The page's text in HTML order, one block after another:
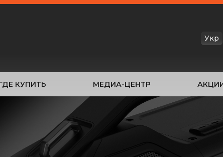
Укр
КУПИТЬ МЕДИА-ЦЕНТР